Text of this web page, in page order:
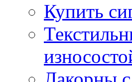
Купить